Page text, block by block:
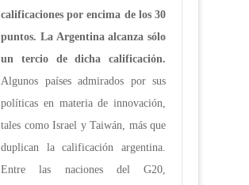
calificaciones por encima de los 30
puntos. La Argentina alcanza sólo
un tercio de dicha calificación.
Algunos países admirados por sus
políticas en materia de innovación,
tales como Israel y Taiwán, más que
duplican la calificación argentina.
Entre las naciones del G20,